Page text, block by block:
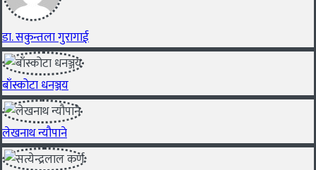
डा. सकुन्तला गुरागाई
बाँस्कोटा धनञ्जय
लेखनाथ न्यौपाने